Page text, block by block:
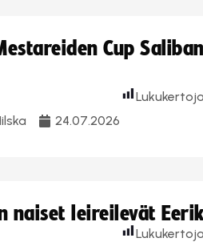
Cup
24.07.2026
naiset leireilevät